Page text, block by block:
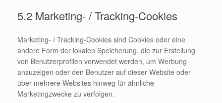
5.2 Marketing- / Tracking-Cookies
Marketing- / Tracking-Cookies sind Cookies oder eine
andere Form der lokalen Speicherung, die zur Erstellung
von Benutzerprofilen verwendet werden, um Werbung
anzuzeigen oder den Benutzer auf dieser Website oder
über mehrere Websites hinweg für ähnliche
Marketingzwecke zu verfolgen.